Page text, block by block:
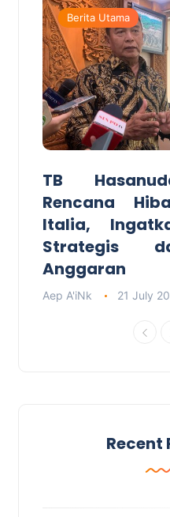
Berita Utama
TB
Rencana
Italia,
Strategis
Anggaran
Aep A'iNk 21 July
Recent